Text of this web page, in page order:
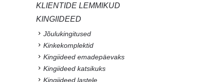
KLIENTIDE LEMMIKUD
KINGIIDEED
Jõulukingitused
Kinkekomplektid
Kingiideed emadepäevaks
Kingiideed katsikuks
Kingiideed lastele